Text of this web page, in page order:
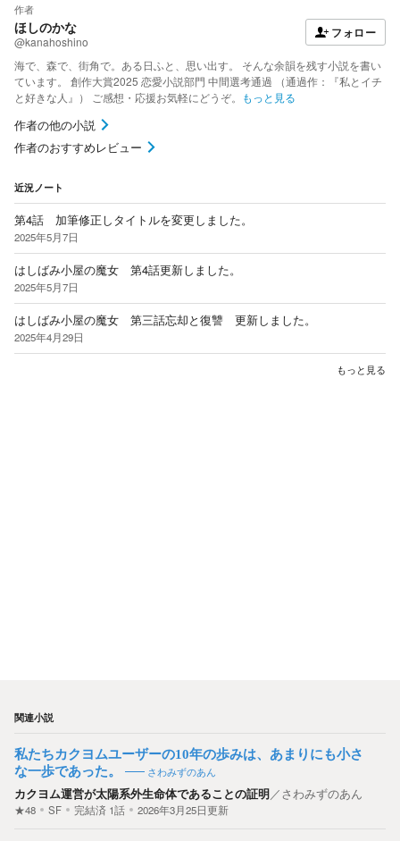
作者
ほしのかな
@kanahoshino
フォロー
海で、森で、街角で。ある日ふと、思い出す。 そんな余韻を残す小説を書い
ています。 創作大賞2025 恋愛小説部門 中間選考通過 （通過作：『私とイチ
と好きな人』） ご感想・応援お気軽にどうぞ。
もっと見る
作者の他の小説
作者のおすすめレビュー
近況ノート
第4話 加筆修正しタイトルを変更しました。
2025年5月7日
はしばみ小屋の魔女 第4話更新しました。
2025年5月7日
はしばみ小屋の魔女 第三話忘却と復讐 更新しました。
2025年4月29日
もっと見る
関連小説
私たちカクヨムユーザーの10年の歩みは、あまりにも小さ
な一歩であった。
さわみずのあん
カクヨム運営が太陽系外生命体であることの証明／さわみずのあん
★48 SF 完結済 1話 2026年3月25日更新